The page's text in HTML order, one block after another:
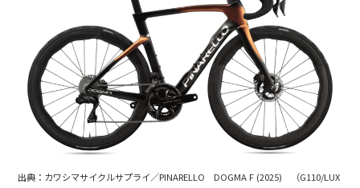
出典：カワシマサイクルサプライ／PINARELLO DOGMA F (2025) （G110/LUX